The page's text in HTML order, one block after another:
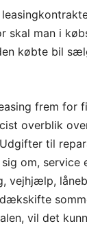
skal man i
købte bil
frem for
overblik
til
om, service
vejhjælp,
vil det